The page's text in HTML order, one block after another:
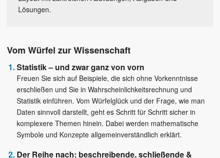
Lösungen.
Vom Würfel zur Wissenschaft
Statistik – und zwar ganz von vorn
Freuen Sie sich auf Beispiele, die sich ohne Vorkenntnisse
erschließen und Sie in Wahrscheinlichkeitsrechnung und
Statistik einführen. Vom Würfelglück und der Frage, wie man
Daten sinnvoll darstellt, geht es Schritt für Schritt sicher in
komplexere Themen hinein. Dabei werden mathematische
Symbole und Konzepte allgemeinverständlich erklärt.
Der Reihe nach: beschreibende, schließende &